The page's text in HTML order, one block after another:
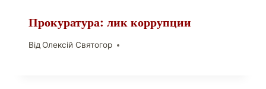
Прокуратура: лик коррупции
ВідОлексій Святогор